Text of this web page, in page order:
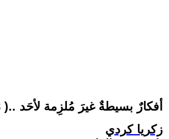
أفكارٌ بسيطةٌ غيرَ مُلزِمة لأحَد ..( 88 )
زكريا كردي